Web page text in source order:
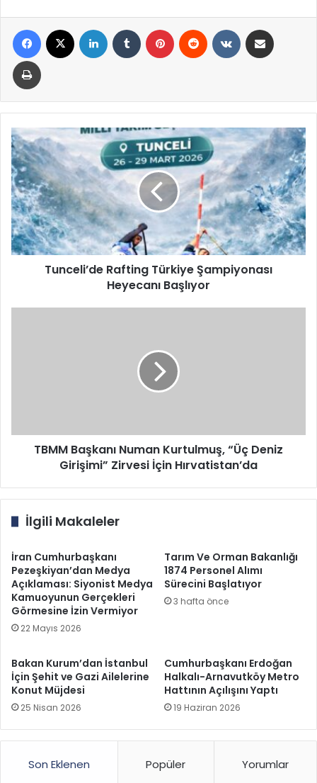
Facebook LinkedIn Tumblr Pinterest Reddit VKontakte
Yazdır
Tunceli’de
Rafting
Türkiye
Şampiyonası
Heyecanı
Başlıyor
Tunceli’de Rafting Türkiye Şampiyonası
Heyecanı Başlıyor
İçin
Hırvatistan’da
TBMM Başkanı Numan Kurtulmuş, “Üç Deniz
Girişimi” Zirvesi İçin Hırvatistan’da
İlgili Makaleler
İran Cumhurbaşkanı
Pezeşkiyan’dan Medya
Açıklaması: Siyonist Medya
Kamuoyunun Gerçekleri
Görmesine İzin Vermiyor
22 Mayıs 2026
Tarım Ve Orman Bakanlığı
1874 Personel Alımı
Sürecini Başlatıyor
3 hafta önce
Bakan Kurum’dan İstanbul
İçin Şehit ve Gazi Ailelerine
Konut Müjdesi
25 Nisan 2026
Cumhurbaşkanı Erdoğan
Halkalı-Arnavutköy Metro
Hattının Açılışını Yaptı
19 Haziran 2026
Son Eklenen Popüler Yorumlar